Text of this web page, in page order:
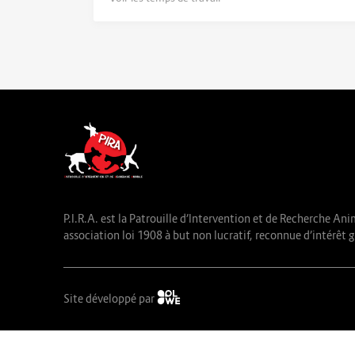
P.I.R.A. est la Patrouille d’Intervention et de Recherche
association loi 1908 à but non lucratif, reconnue d’intérêt
Site développé par